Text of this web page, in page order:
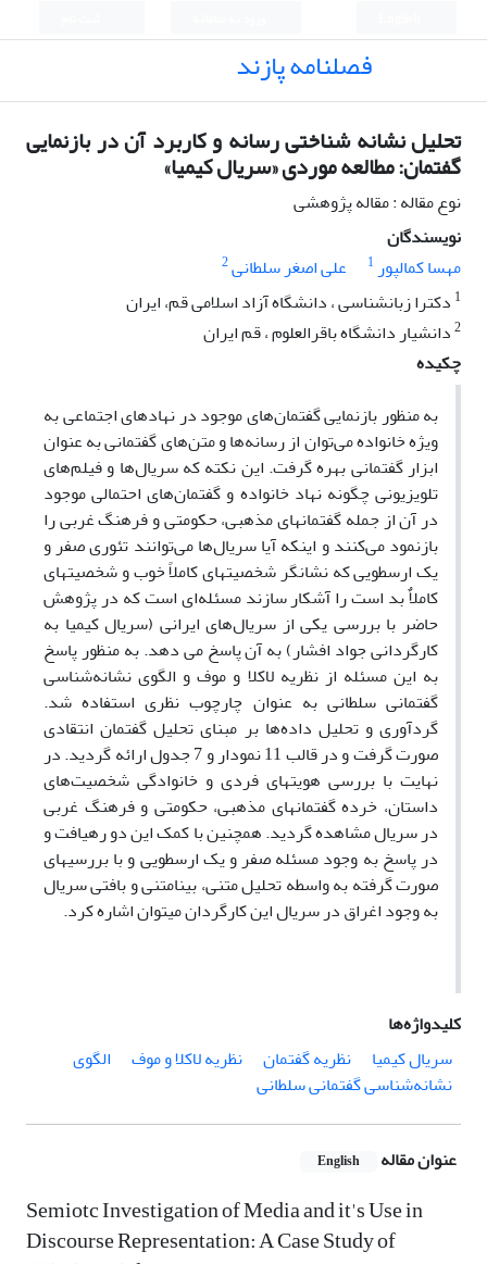
فصلنامه پازند
تحلیل نشانه شناختی رسانه و کاربرد آن در بازنمایی
گفتمان: مطالعه موردی «سریال کیمیا»
نوع مقاله : مقاله پژوهشی
نویسندگان
مهسا کمالپور1 علی اصغر سلطانی2
1 دکترا زبانشناسی ، دانشگاه آزاد اسلامی قم، ایران
2دانشیار دانشگاه باقرالعلوم ، قم ایران
چکیده
به‌ منظور بازنمایی گفتمان‌های موجود در نهادهای اجتماعی به‌
ویژه خانواده می‌توان از رسانه‌ها و متن‌های گفتمانی به‌ عنوان
ابزار گفتمانی بهره گرفت. این نکته که سریال‌ها و فیلم‌های
تلویزیونی چگونه نهاد خانواده و گفتمان‌های احتمالی موجود
در آن از جمله گفتمان­های مذهبی، حکومتی و فرهنگ غربی را
بازنمود می‌کنند و اینکه آیا سریال‌ها می‌توانند تئوری صفر و
یک ارسطویی که نشانگر شخصیت­های کاملاً خوب و شخصیت­های
کاملاٌ بد است را آشکار سازند مسئله‌ای است که در پژوهش
حاضر با بررسی یکی از سریال‌های ایرانی (سریال کیمیا به
کارگردانی جواد افشار) به آن پاسخ می­ دهد. به منظور پاسخ
به این مسئله از نظریه لاکلا و موف و الگوی نشانه‌شناسی
گفتمانی سلطانی به عنوان چارچوب نظری استفاده شد.
گردآوری و تحلیل داده‌ها بر مبنای تحلیل گفتمان انتقادی
صورت گرفت و در قالب 11 نمودار و 7 جدول ارائه گردید. در
نهایت با بررسی هویت­های فردی و خانوادگی شخصیت‌های
داستان، خرده گفتمان­های مذهبی، حکومتی و فرهنگ غربی
در سریال مشاهده گردید. همچنین با کمک این دو رهیافت و
در پاسخ به وجود مسئله صفر و یک ارسطویی و با بررسی­های
صورت گرفته به واسطه تحلیل متنی، بینامتنی و بافتی سریال
به وجود اغراق در سریال این کارگردان می­توان اشاره کرد.
کلیدواژه‌ها
سریال کیمیا
نظریه گفتمان نظریه لاکلا و موف
الگوی
نشانه‌شناسی گفتمانی سلطانی
عنوان مقاله English
Semiotc Investigation of Media and it's Use in
Discourse Representation: A Case Study of